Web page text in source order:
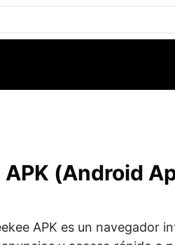
APK (Android
APK es un navegador